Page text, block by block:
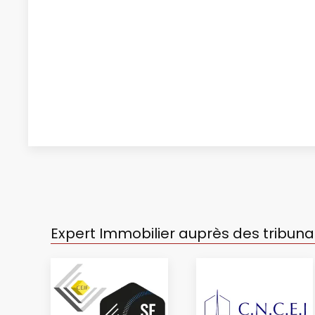
Expert Immobilier auprès des